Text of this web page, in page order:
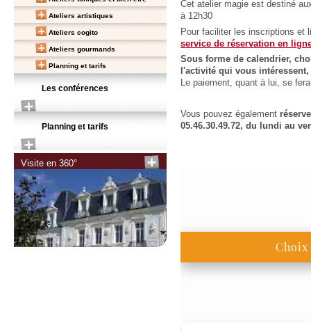
Ateliers artistiques
Ateliers cogito
Ateliers gourmands
Planning et tarifs
Les conférences
Planning et tarifs
Visite en 360°
Cet atelier magie est destiné
à 12h30
Pour faciliter les inscriptions et
service de réservation en
Sous forme de calendrier,
l'activité qui vous
Le paiement, quant à lui, se
Vous pouvez également
05.46.30.49.72, du lundi au